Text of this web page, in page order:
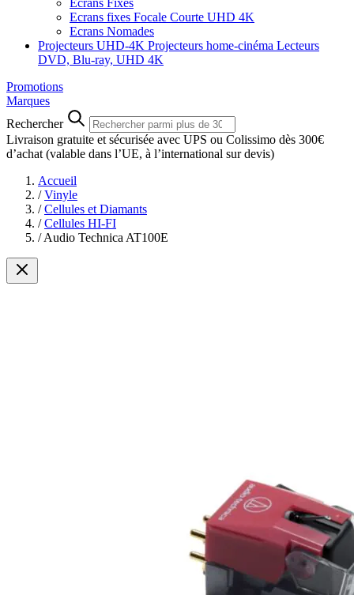
Ecrans Fixes
Ecrans fixes Focale Courte UHD 4K
Ecrans Nomades
Projecteurs UHD-4K Projecteurs home-cinéma Lecteurs
DVD, Blu-ray, UHD 4K
Promotions
Marques
Rechercher
Livraison gratuite et sécurisée avec UPS ou Colissimo dès 300€
d’achat (valable dans l’UE, à l’international sur devis)
Accueil
/ Vinyle
/ Cellules et Diamants
/ Cellules HI-FI
/ Audio Technica AT100E